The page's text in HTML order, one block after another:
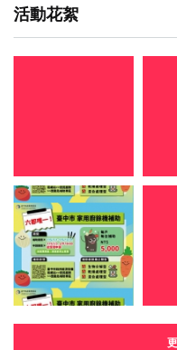
活動花絮